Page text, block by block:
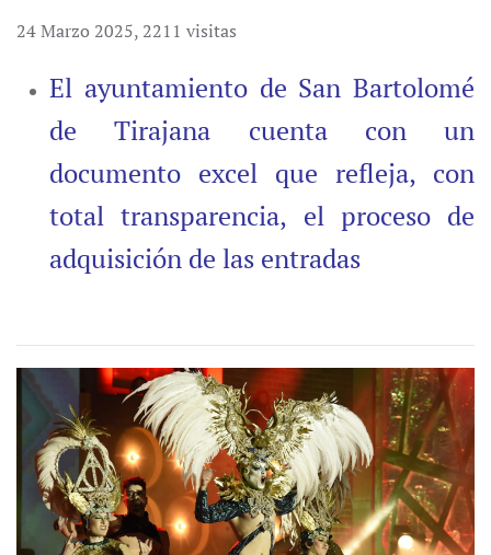
24 Marzo 2025, 2211 visitas
El ayuntamiento de San Bartolomé
de Tirajana cuenta con un
documento excel que refleja, con
total transparencia, el proceso de
adquisición de las entradas